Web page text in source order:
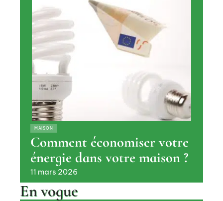
MAISON
Comment économiser votre
énergie dans votre maison ?
11 mars 2026
En vogue